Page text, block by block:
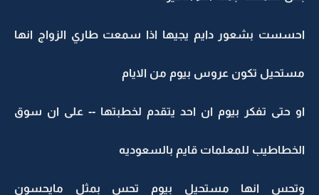
احسست بشعور دايم يجيها اذا سمعت طاري الزواج انها
مستحيل تكون عروس بيوم من الايام
او حتى تفكر بيوم ان احد يتقدم لخطبتها -- على ان سوق
الخطاطيب للمعلمات قايم بالسعوديه
وتحس انها مستحيل بيوم تحس بمثل مايحسون